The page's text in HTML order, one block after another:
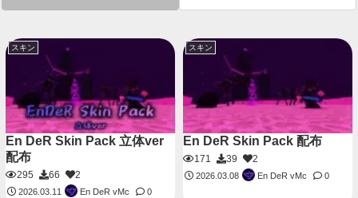
スキン
En DeR Skin Pack 立体ver
配布
295 66 2
2026.03.11 En DeR vMc 0
スキン
En DeR Skin Pack 配布
171 39 2
2026.03.08 En DeR vMc 0